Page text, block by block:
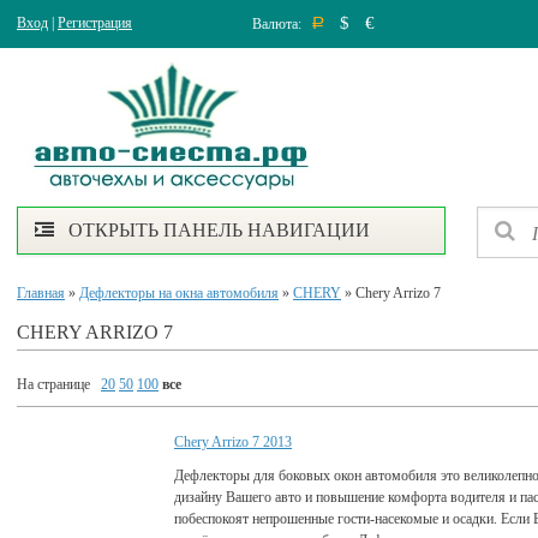
Вход Регистрация Валюта: Р $ €
ОТКРЫТЬ ПАНЕЛЬ НАВИГАЦИИ
Главная » Дефлекторы на окна автомобиля » CHERY » Chery Arrizo 7
CHERY ARRIZO 7
На странице 20 50 100 все
Chery Arrizo 7 2013
Дефлекторы для боковых окон автомобиля это
дизайну Вашего авто и повышение комфорта водителя и
побеспокоят непрошенные гости-насекомые и осадки.